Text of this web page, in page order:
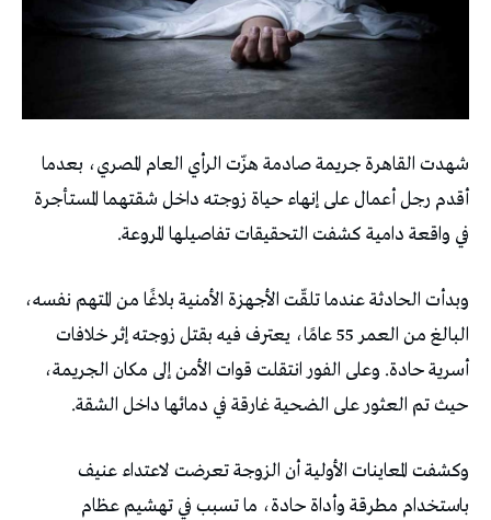
شهدت القاهرة جريمة صادمة هزّت الرأي العام المصري، بعدما
أقدم رجل أعمال على إنهاء حياة زوجته داخل شقتهما المستأجرة
في واقعة دامية كشفت التحقيقات تفاصيلها المروعة.
وبدأت الحادثة عندما تلقّت الأجهزة الأمنية بلاغًا من المتهم نفسه،
البالغ من العمر 55 عامًا، يعترف فيه بقتل زوجته إثر خلافات
أسرية حادة. وعلى الفور انتقلت قوات الأمن إلى مكان الجريمة،
حيث تم العثور على الضحية غارقة في دمائها داخل الشقة.
وكشفت المعاينات الأولية أن الزوجة تعرضت لاعتداء عنيف
باستخدام مطرقة وأداة حادة، ما تسبب في تهشيم عظام